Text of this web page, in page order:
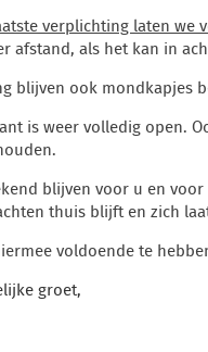
verplichting laten we
afstand, als het kan in
blijven ook mondkapjes
is weer volledig open.
blijven voor u en
thuis blijft en zich
voldoende te
groet,